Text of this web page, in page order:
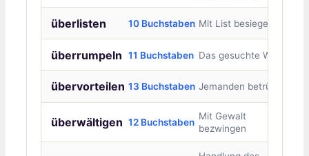
überlisten 10 Buchstaben Mit List besiegen
überrumpeln 11 Buchstaben Das gesuchte Wort
übervorteilen 13 Buchstaben Jemanden betrügen
überwältigen 12 Buchstaben
Mit Gewalt
bezwingen